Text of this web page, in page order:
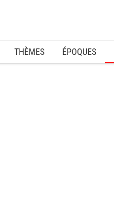
THÈMES ÉPOQUES